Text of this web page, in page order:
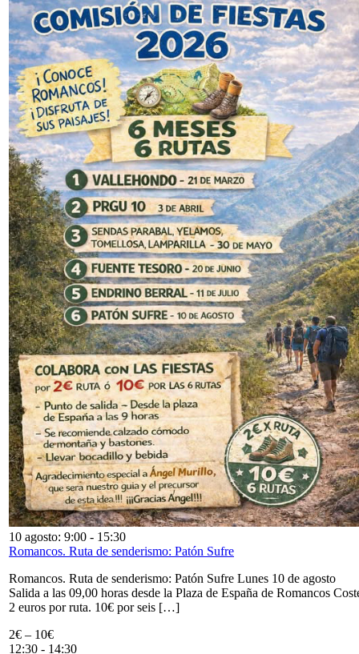
10 agosto: 9:00 - 15:30
Romancos. Ruta de senderismo: Patón Sufre
Romancos. Ruta de senderismo: Patón Sufre Lunes 10 de agosto
Salida a las 09,00 horas desde la Plaza de España de Romancos
2 euros por ruta. 10€ por seis […]
2€ – 10€
12:30 - 14:30